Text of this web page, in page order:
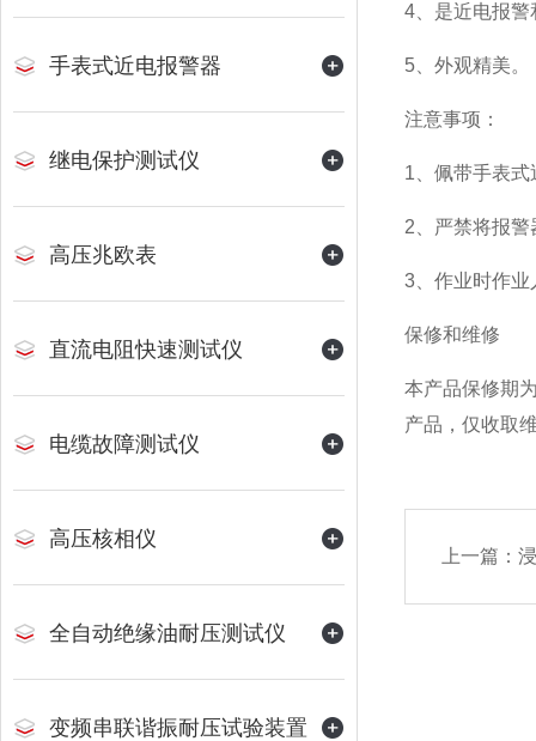
手表式近电报警器
继电保护测试仪
高压兆欧表
直流电阻快速测试仪
电缆故障测试仪
高压核相仪
全自动绝缘油耐压测试仪
变频串联谐振耐压试验装置
4、是近电报
5、外观精美。
注意事项：
1、佩带手表
2、严禁将报
3、作业时作业
保修和维修
本产品保修期
产品，仅收取
上一篇：